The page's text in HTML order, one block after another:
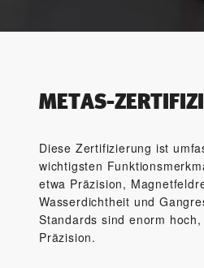
METAS-
Diese Zertifizierung ist
wichtigsten
etwa Präzision,
Wasserdichtheit und
Standards sind enorm
Präzision.